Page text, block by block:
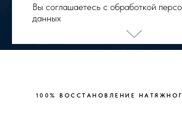
Вы соглашаетесь с обработкой
данных
100% ВОССТАНOВЛЕНИE